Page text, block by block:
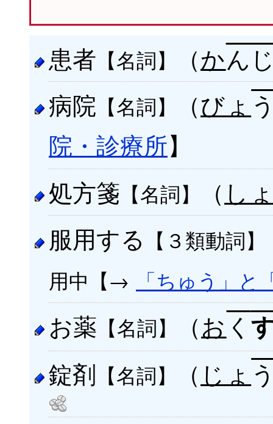
患者 【名詞】 （かん
病院 【名詞】 （びょ
院・診療所】
処方箋 【名詞】 （ し
服用する
【３類動詞】
用中【→ 「ちゅう」と
お薬 【名詞】 （お く
錠剤 【名詞】 （ じょ